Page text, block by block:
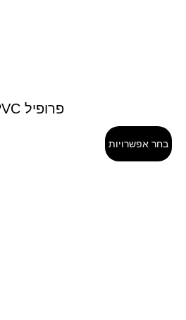
פרופיל PVC
בחר אפשרויות